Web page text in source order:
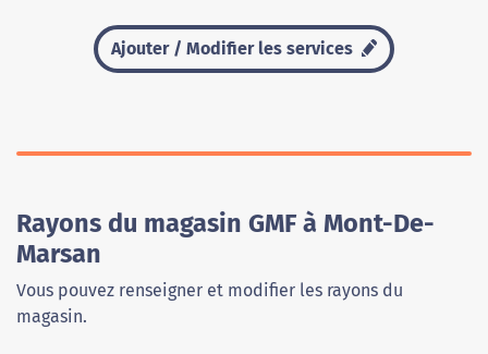
Ajouter / Modifier les services
Rayons du magasin GMF à Mont-De-
Marsan
Vous pouvez renseigner et modifier les rayons du
magasin.